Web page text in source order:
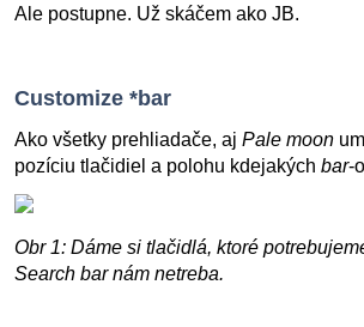
Ale postupne. Už skáčem ako JB.
Customize *bar
Ako všetky prehliadače, aj Pale moon
pozíciu tlačidiel a polohu kdejakých bar-
Obr 1: Dáme si tlačidlá, ktoré
Search bar nám netreba.